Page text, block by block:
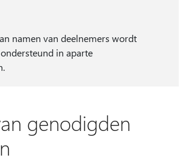
namen van deelnemers wordt
in aparte
genodigden